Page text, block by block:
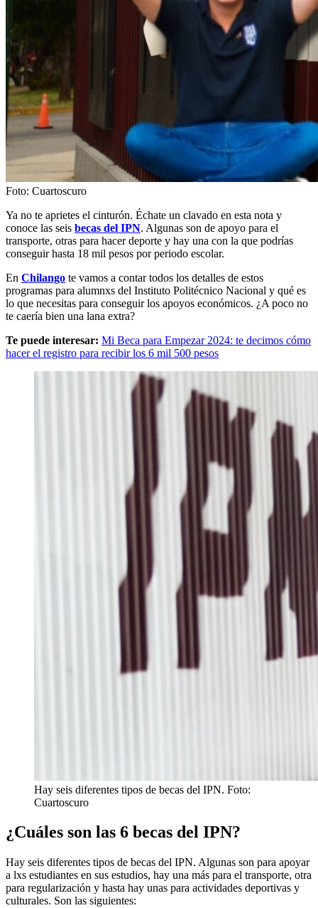
Foto: Cuartoscuro
Ya no te aprietes el cinturón. Échate un clavado en esta nota y
conoce las seis becas del IPN. Algunas son de apoyo para el
transporte, otras para hacer deporte y hay una con la que podrías
conseguir hasta 18 mil pesos por periodo escolar.
En Chilango te vamos a contar todos los detalles de estos
programas para alumnxs del Instituto Politécnico Nacional y qué es
lo que necesitas para conseguir los apoyos económicos. ¿A poco no
te caería bien una lana extra?
Te puede interesar: Mi Beca para Empezar 2024: te decimos cómo
hacer el registro para recibir los 6 mil 500 pesos
Hay seis diferentes tipos de becas del IPN. Foto:
Cuartoscuro
¿Cuáles son las 6 becas del IPN?
Hay seis diferentes tipos de becas del IPN. Algunas son para apoyar
a lxs estudiantes en sus estudios, hay una más para el transporte, otra
para regularización y hasta hay unas para actividades deportivas y
culturales. Son las siguientes: